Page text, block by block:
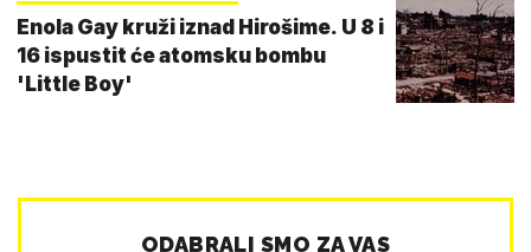
Enola Gay kruži iznad Hirošime. U 8 i
16 ispustit će atomsku bombu
'Little Boy'